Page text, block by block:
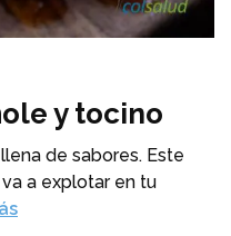
y tocino
de sabores. Este
a explotar en tu